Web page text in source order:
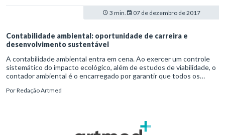
3 min. 07 de dezembro de 2017
Contabilidade ambiental: oportunidade de carreira e
desenvolvimento sustentável
A contabilidade ambiental entra em cena. Ao exercer um controle
sistemático do impacto ecológico, além de estudos de viabilidade, o
contador ambiental é o encarregado por garantir que todos os
reconhecimento da responsabilidade social, que garante o emprego
PorRedação Artmed